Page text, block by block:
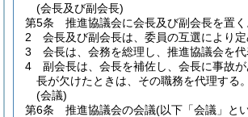
(会長及び副会長)
第5条
推進協議会に会長及び副会長を置く
2
会長及び副会長は、委員の互選により定
3
会長は、会務を総理し、推進協議会を代
4
副会長は、会長を補佐し、会長に事故
長が欠けたときは、その職務を代理する。
(会議)
第6条
推進協議会の会議(以下「会議」と